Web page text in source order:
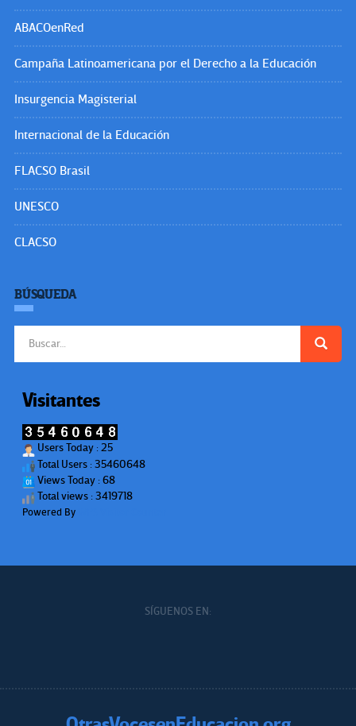
ABACOenRed
Campaña Latinoamericana por el Derecho a la Educación
Insurgencia Magisterial
Internacional de la Educación
FLACSO Brasil
UNESCO
CLACSO
BÚSQUEDA
Visitantes
Users Today : 25
Total Users : 35460648
Views Today : 68
Total views : 3419718
Powered By
SÍGUENOS EN: